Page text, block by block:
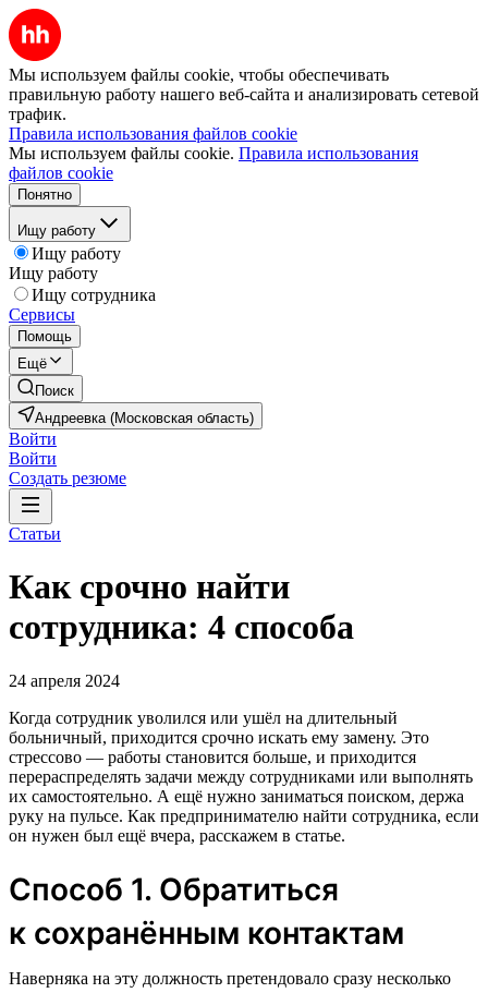
Мы используем файлы cookie, чтобы обеспечивать
правильную работу нашего веб-сайта и анализировать сетевой
трафик.
Правила использования файлов cookie
Мы используем файлы cookie. Правила использования
файлов cookie
Понятно
Ищу работу
Ищу работу
Ищу работу
Ищу сотрудника
Сервисы
Помощь
Ещё
Поиск
Андреевка (Московская область)
Войти
Войти
Создать резюме
Статьи
Как срочно найти
сотрудника: 4 способа
24 апреля 2024
Когда сотрудник уволился или ушёл на длительный
больничный, приходится срочно искать ему замену. Это
стрессово — работы становится больше, и приходится
перераспределять задачи между сотрудниками или выполнять
их самостоятельно. А ещё нужно заниматься поиском, держа
руку на пульсе. Как предпринимателю найти сотрудника, если
он нужен был ещё вчера, расскажем в статье.
Способ 1. Обратиться
к сохранённым контактам
Наверняка на эту должность претендовало сразу несколько